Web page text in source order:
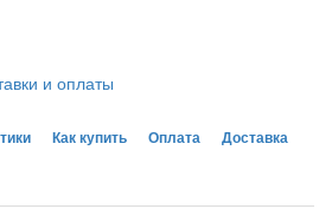
и оплаты
Как купить Оплата Доставка